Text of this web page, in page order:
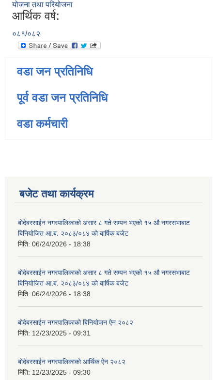
योजना तथा परियोजना
आर्थिक वर्ष:
०८१/०८२
वडा जन प्रतिनिधि
पूर्व वडा जन प्रतिनिधि
वडा कर्मचारी
बजेट तथा कार्यक्रम
बोदेबरसाईन नगरपालिकाको असार ८ गते सम्पन भएको १५ ‍‍‍औ नगरसभाबाट
बिनियोजित आ.ब. २०८३/०८४ को बार्षिक बजेट
मिति: 06/24/2026 - 18:38
बोदेबरसाईन नगरपालिकाको असार ८ गते सम्पन भएको १५ ‍‍‍औ नगरसभाबाट
बिनियोजित आ.ब. २०८३/०८४ को बार्षिक बजेट
मिति: 06/24/2026 - 18:38
बोदेबरसाईन नगरपालिकाको बिनियोजन ऐन २०८२
मिति: 12/23/2025 - 09:31
बोदेबरसाईन नगरपालिकाको आर्थिक ऐन २०८२
मिति: 12/23/2025 - 09:30